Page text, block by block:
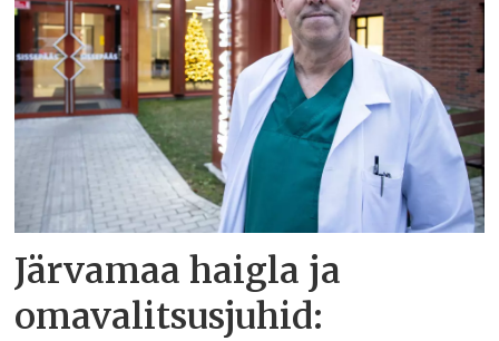
Järvamaa haigla ja
omavalitsusjuhid: